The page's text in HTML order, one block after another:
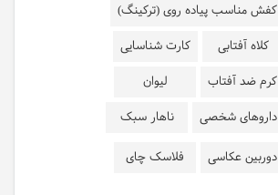
کفش مناسب پیاده روی (ترکینگ)
کلاه آفتابی
کارت شناسایی
کرم ضد آفتاب
لیوان
داروهای شخصی
ناهار سبک
دوربین عکاسی فلاسک چای